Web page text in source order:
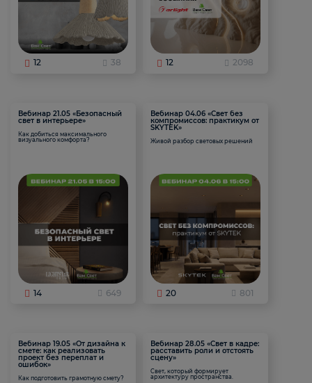
12 38 12 2098
Вебинар 21.05 «Безопасный
свет в интерьере»
Как добиться максимального
визуального комфорта?
14 649
Вебинар 04.06 «Свет без
компромиссов: практикум от
SKYTEK»
Живой разбор световых решений
20 801
Вебинар 19.05 «От дизайна к
смете: как реализовать
проект без переплат и
ошибок»
Как подготовить грамотную смету?
Вебинар 28.05 «Свет в кадре:
расставить роли и отстоять
сцену»
Свет, который формирует
архитектуру пространства.